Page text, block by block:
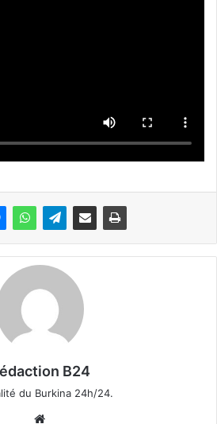
B24
du Burkina 24h/24.